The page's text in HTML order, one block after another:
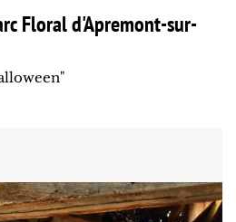
Floral d'Apremont-sur-